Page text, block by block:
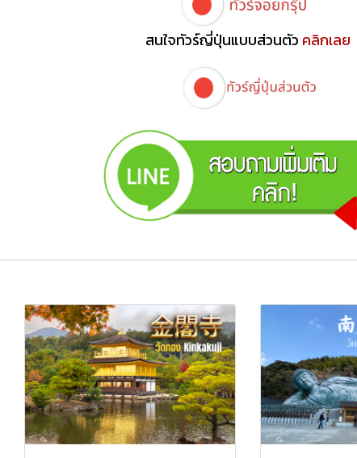
สนใจทัวร์ญี่ปุ่นแบบส่วนตัว คลิกเลย